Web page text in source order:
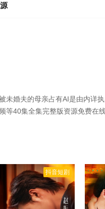
未婚夫的母亲占有AI是由内详
等40集全集完整版资源免费在线
抖音短剧